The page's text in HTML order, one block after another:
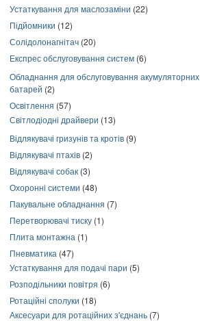
Устаткування для маслозаміни (22)
Підйомники (12)
Солідолонагнітач (20)
Експрес обслуговування систем (6)
Обладнання для обслуговування акумуляторних
батарей (2)
Освітлення (57)
Світлодіодні драйвери (13)
Відлякувачі гризунів та кротів (9)
Відлякувачі птахів (2)
Відлякувачі собак (3)
Охоронні системи (48)
Пакувальне обладнання (7)
Перетворювачі тиску (1)
Плита монтажна (1)
Пневматика (47)
Устаткування для подачі пари (5)
Розподільники повітря (6)
Ротаційні сполуки (18)
Аксесуари для ротаційних з'єднань (7)